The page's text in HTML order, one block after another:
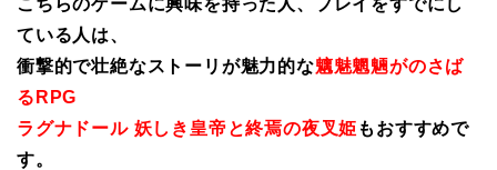
こちらのゲームに興味を持った人、プレイをすでにし
ている人は、
衝撃的で壮絶なストーリが魅力的な魑魅魍魎がのさば
るRPG
ラグナドール 妖しき皇帝と終焉の夜叉姫 もおすすめで
す。